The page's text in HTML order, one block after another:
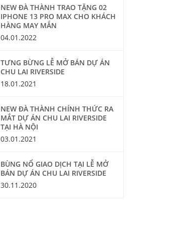
NEW ĐÀ THÀNH TRAO TẶNG 02
IPHONE 13 PRO MAX CHO KHÁCH
HÀNG MAY MẮN
04.01.2022
TƯNG BỪNG LỄ MỞ BÁN DỰ ÁN
CHU LAI RIVERSIDE
18.01.2021
NEW ĐÀ THÀNH CHÍNH THỨC RA
MẮT DỰ ÁN CHU LAI RIVERSIDE
TẠI HÀ NỘI
03.01.2021
BÙNG NỔ GIAO DỊCH TẠI LỄ MỞ
BÁN DỰ ÁN CHU LAI RIVERSIDE
30.11.2020